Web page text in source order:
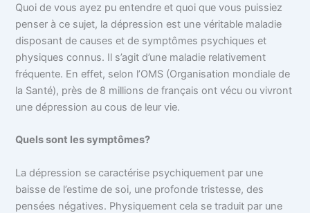
Quoi de vous ayez pu entendre et quoi que vous puissiez
penser à ce sujet, la dépression est une véritable maladie
disposant de causes et de symptômes psychiques et
physiques connus. Il s’agit d’une maladie relativement
fréquente. En effet, selon l’OMS (Organisation mondiale de
la Santé), près de 8 millions de français ont vécu ou vivront
une dépression au cous de leur vie.
Quels sont les symptômes?
La dépression se caractérise psychiquement par une
baisse de l’estime de soi, une profonde tristesse, des
pensées négatives. Physiquement cela se traduit par une